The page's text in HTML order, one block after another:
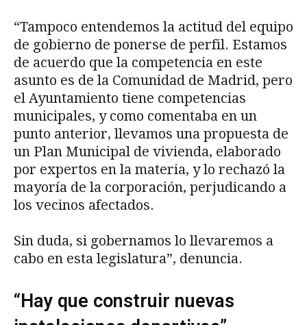
“Tampoco entendemos la actitud del equipo
de gobierno de ponerse de perfil. Estamos
de acuerdo que la competencia en este
asunto es de la Comunidad de Madrid, pero
el Ayuntamiento tiene competencias
municipales, y como comentaba en un
punto anterior, llevamos una propuesta de
un Plan Municipal de vivienda, elaborado
por expertos en la materia, y lo rechazó la
mayoría de la corporación, perjudicando a
los vecinos afectados.
Sin duda, si gobernamos lo llevaremos a
cabo en esta legislatura”, denuncia.
“Hay que construir nuevas